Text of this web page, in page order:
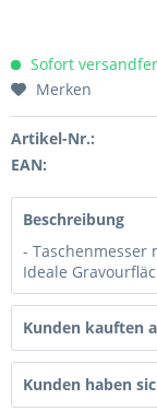
Sofort
Merken
Artikel-Nr.:
EAN:
Beschreibung
- Taschenmesser
Ideale
Kunden kauften
Kunden haben